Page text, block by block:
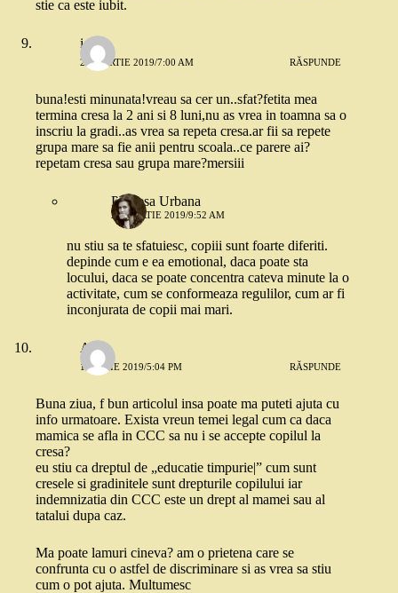
stie ca este iubit.
iomis
22 MARTIE 2019/7:00 AM RĂSPUNDE
buna!esti minunata!vreau sa cer un..sfat?fetita mea
termina cresa la 2 ani si 8 luni,nu as vrea in toamna sa o
inscriu la gradi..as vrea sa repeta cresa.ar fii sa repete
grupa mare sa fie anii pentru scoala..ce parere ai?
repetam cresa sau grupa mare?mersiii
Printesa Urbana
22 MARTIE 2019/9:52 AM
nu stiu sa te sfatuiesc, copiii sunt foarte diferiti.
depinde cum e ea emotional, daca poate sta
locului, daca se poate concentra cateva minute la o
activitate, cum se conformeaza regulilor, cum ar fi
inconjurata de copii mai mari.
Alina
15 IULIE 2019/5:04 PM RĂSPUNDE
Buna ziua, f bun articolul insa poate ma puteti ajuta cu
info urmatoare. Exista vreun temei legal cum ca daca
mamica se afla in CCC sa nu i se accepte copilul la
cresa?
eu stiu ca dreptul de „educatie timpurie|” cum sunt
cresele si gradinitele sunt drepturile copilului iar
indemnizatia din CCC este un drept al mamei sau al
tatalui dupa caz.
Ma poate lamuri cineva? am o prietena care se
confrunta cu o astfel de discriminare si as vrea sa stiu
cum o pot ajuta. Multumesc